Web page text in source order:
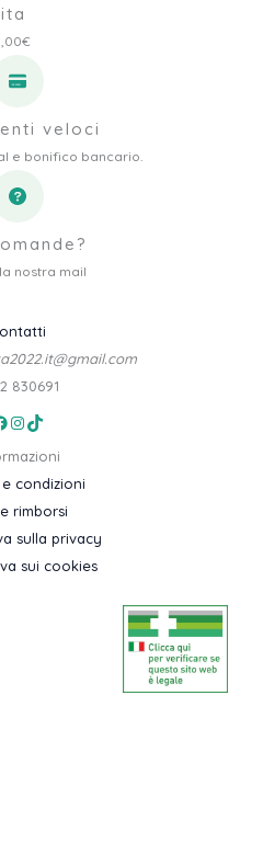
veloci
e bonifico bancario.
nostra mail
830691
Instagram
TikTok
e condizioni
rimborsi
sulla privacy
sui cookies